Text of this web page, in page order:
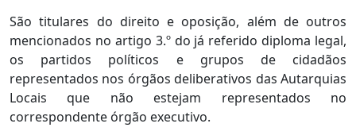
São titulares do direito e oposição, além de outros
mencionados no artigo 3.º do já referido diploma legal,
os partidos políticos e grupos de cidadãos
representados nos órgãos deliberativos das Autarquias
Locais que não estejam representados no
correspondente órgão executivo.